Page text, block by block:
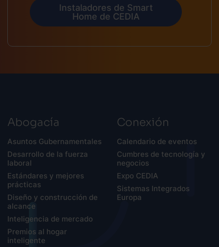
Instaladores de Smart
Home de CEDIA
Abogacía
Asuntos Gubernamentales
Desarrollo de la fuerza
laboral
Estándares y mejores
prácticas
Diseño y construcción de
alcance
Inteligencia de mercado
Premios al hogar
inteligente
Conexión
Calendario de eventos
Cumbres de tecnología y
negocios
Expo CEDIA
Sistemas Integrados
Europa